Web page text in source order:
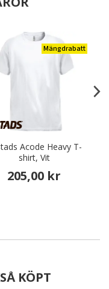
Mängdrabatt
Acode Heavy T-
shirt, Vit
205,00 kr
KÖPT